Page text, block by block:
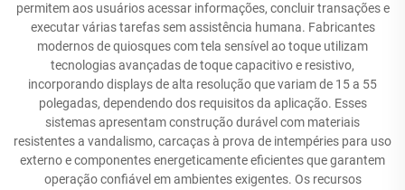
permitem aos usuários acessar informações, concluir transações e
executar várias tarefas sem assistência humana. Fabricantes
modernos de quiosques com tela sensível ao toque utilizam
tecnologias avançadas de toque capacitivo e resistivo,
incorporando displays de alta resolução que variam de 15 a 55
polegadas, dependendo dos requisitos da aplicação. Esses
sistemas apresentam construção durável com materiais
resistentes a vandalismo, carcaças à prova de intempéries para uso
externo e componentes energeticamente eficientes que garantem
operação confiável em ambientes exigentes. Os recursos